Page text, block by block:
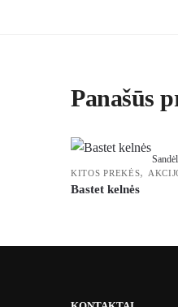
Panašūs
KITOS PREKĖS,
Bastet kelnės